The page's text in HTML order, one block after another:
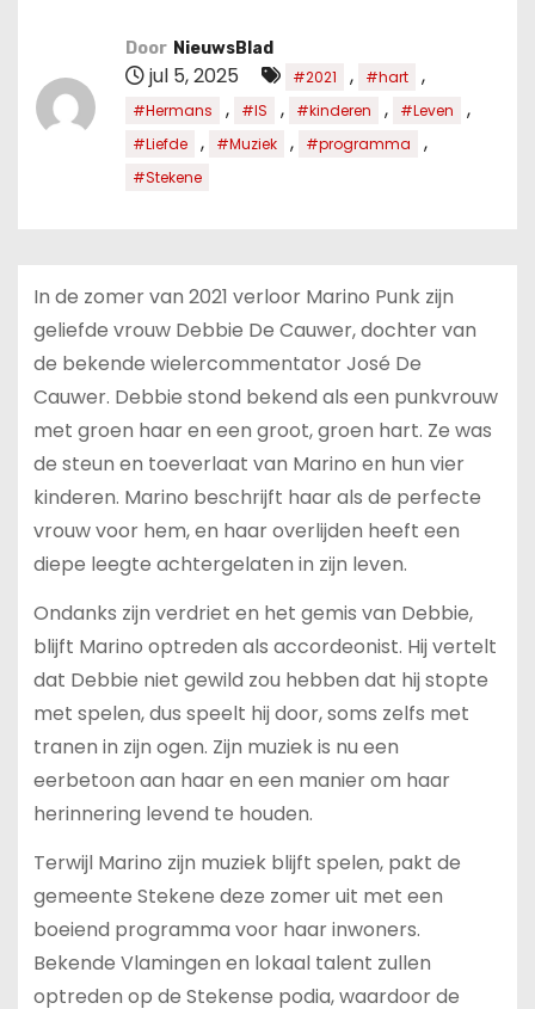
Door NieuwsBlad
jul 5, 2025 #2021 , #hart ,
#Hermans , #IS , #kinderen , #Leven ,
#Liefde , #Muziek , #programma ,
#Stekene
In de zomer van 2021 verloor Marino Punk zijn
geliefde vrouw Debbie De Cauwer, dochter van
de bekende wielercommentator José De
Cauwer. Debbie stond bekend als een punkvrouw
met groen haar en een groot, groen hart. Ze was
de steun en toeverlaat van Marino en hun vier
kinderen. Marino beschrijft haar als de perfecte
vrouw voor hem, en haar overlijden heeft een
diepe leegte achtergelaten in zijn leven.
Ondanks zijn verdriet en het gemis van Debbie,
blijft Marino optreden als accordeonist. Hij vertelt
dat Debbie niet gewild zou hebben dat hij stopte
met spelen, dus speelt hij door, soms zelfs met
tranen in zijn ogen. Zijn muziek is nu een
eerbetoon aan haar en een manier om haar
herinnering levend te houden.
Terwijl Marino zijn muziek blijft spelen, pakt de
gemeente Stekene deze zomer uit met een
boeiend programma voor haar inwoners.
Bekende Vlamingen en lokaal talent zullen
optreden op de Stekense podia, waardoor de